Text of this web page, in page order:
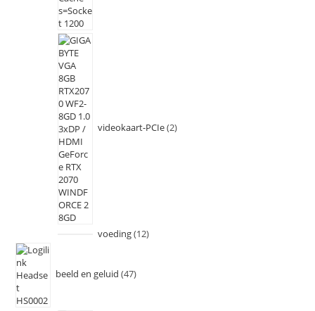
videokaart-PCIe 2
voeding 12
beeld en geluid 47